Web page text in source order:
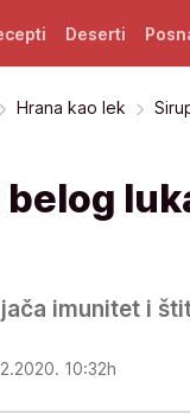
Deserti
Hrana kao lek
belog
imunitet i
10:32h